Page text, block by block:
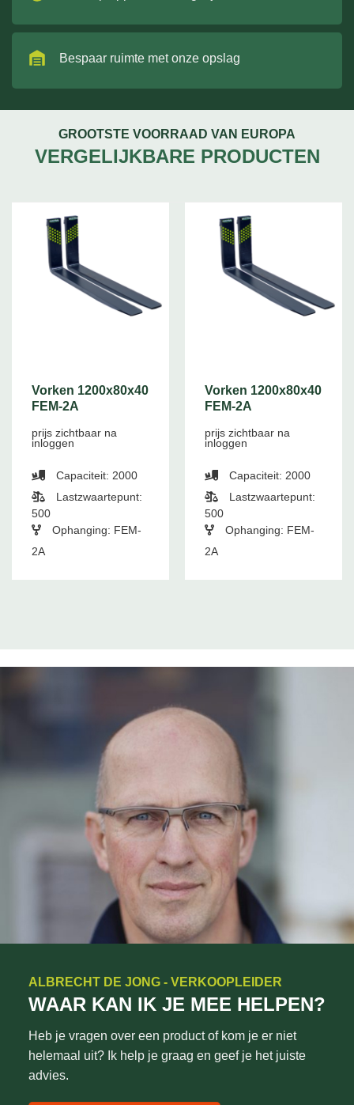
Bespaar ruimte met onze opslag
GROOTSTE VOORRAAD VAN EUROPA
VERGELIJKBARE PRODUCTEN
Vorken 1200x80x40
FEM-2A
prijs zichtbaar na
inloggen
Capaciteit: 2000
Lastzwaartepunt:
500
Ophanging: FEM-
2A
Vorken 1200x80x40
FEM-2A
prijs zichtbaar na
inloggen
Capaciteit: 2000
Lastzwaartepunt:
500
Ophanging: FEM-
2A
ALBRECHT DE JONG - VERKOOPLEIDER
WAAR KAN IK JE MEE HELPEN?
Heb je vragen over een product of kom je er niet
helemaal uit? Ik help je graag en geef je het juiste
advies.